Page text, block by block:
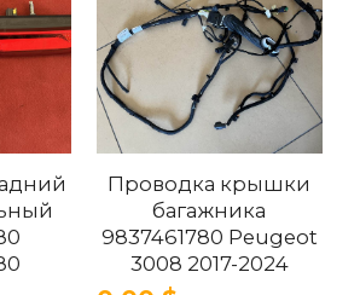
Проводка крышки
багажника
9837461780 Peugeot
3008 2017-2024